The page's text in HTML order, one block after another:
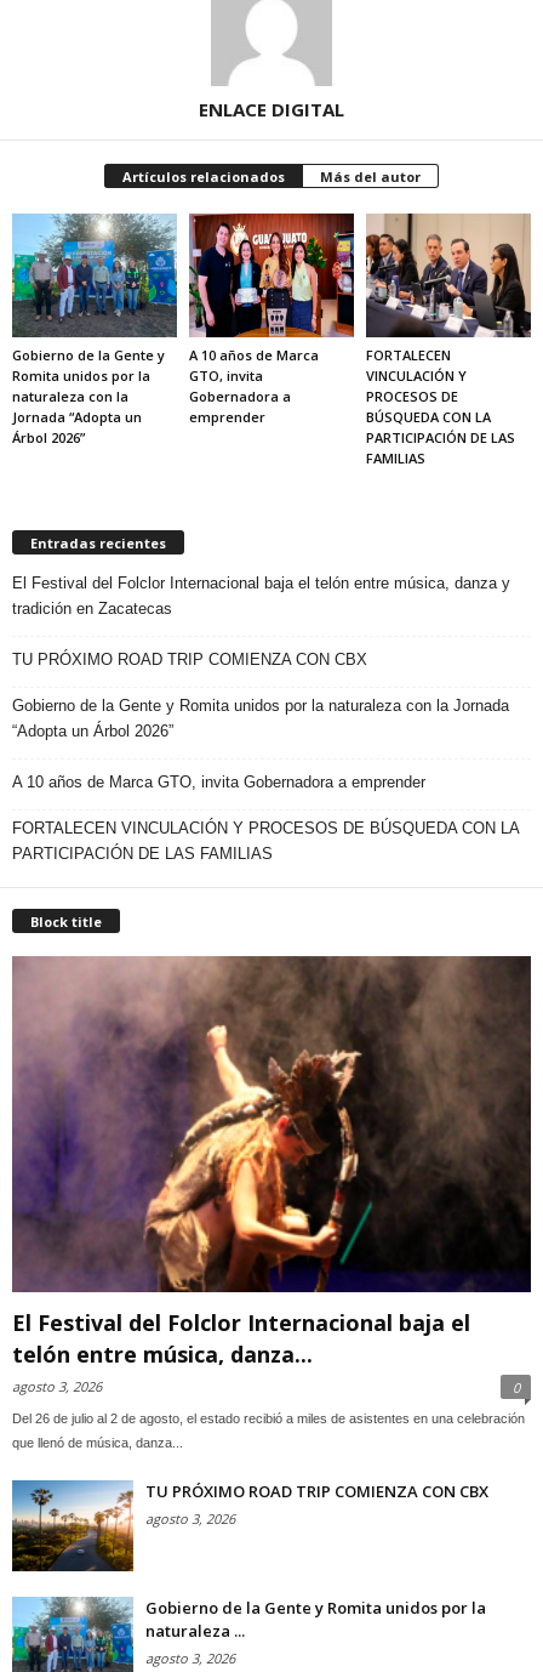
ENLACE DIGITAL
Artículos relacionados Más del autor
Gobierno de la Gente y
Romita unidos por la
naturaleza con la
Jornada “Adopta un
Árbol 2026”
A 10 años de Marca
GTO, invita
Gobernadora a
emprender
FORTALECEN
VINCULACIÓN Y
PROCESOS DE
BÚSQUEDA CON LA
PARTICIPACIÓN DE LAS
FAMILIAS
Entradas recientes
El Festival del Folclor Internacional baja el telón entre música, danza y
tradición en Zacatecas
TU PRÓXIMO ROAD TRIP COMIENZA CON CBX
Gobierno de la Gente y Romita unidos por la naturaleza con la Jornada
“Adopta un Árbol 2026”
A 10 años de Marca GTO, invita Gobernadora a emprender
FORTALECEN VINCULACIÓN Y PROCESOS DE BÚSQUEDA CON LA
PARTICIPACIÓN DE LAS FAMILIAS
Block title
El Festival del Folclor Internacional baja el
telón entre música, danza...
agosto 3, 2026 0
Del 26 de julio al 2 de agosto, el estado recibió a miles de asistentes en una celebración
que llenó de música, danza...
TU PRÓXIMO ROAD TRIP COMIENZA CON CBX
agosto 3, 2026
Gobierno de la Gente y Romita unidos por la
naturaleza ...
agosto 3, 2026